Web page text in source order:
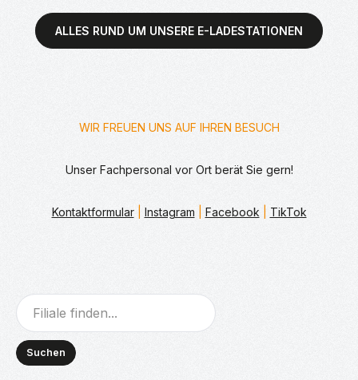
ALLES RUND UM UNSERE E-LADESTATIONEN
WIR FREUEN UNS AUF IHREN BESUCH
Unser Fachpersonal vor Ort berät Sie gern!
Kontaktformular| Instagram Facebook TikTok
Suchen